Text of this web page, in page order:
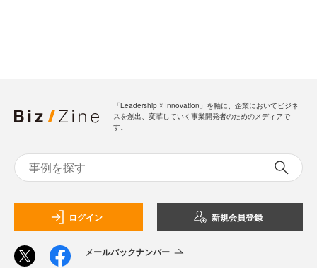
「Leadership ☓ Innovation」を軸に、企業においてビジネ
スを創出、変革していく事業開発者のためのメディアで
す。
ログイン 新規会員登録
メールバックナンバー